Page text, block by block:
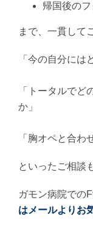
帰国後の
まで、一貫して
「今の自分には
「トータルで
か」
「胸オペと合わ
といったご相談
ガモン病院での
はメールよりお